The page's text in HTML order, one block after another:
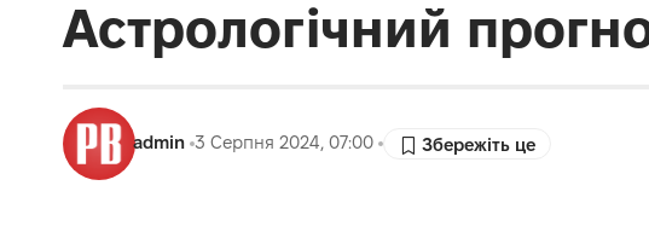
Астрологічний
admin 3 Серпня 2024, 07:00